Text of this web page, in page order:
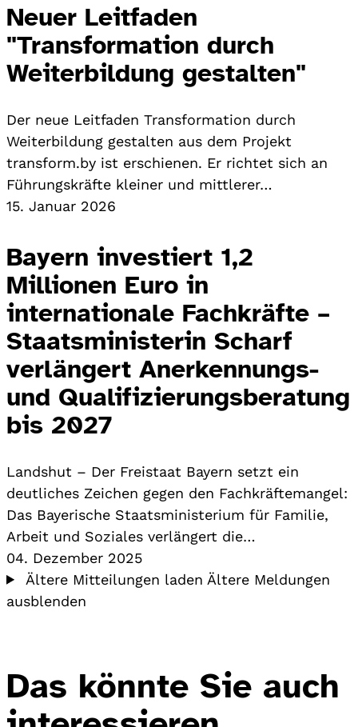
Neuer Leitfaden
"Transformation durch
Weiterbildung gestalten"
Der neue Leitfaden Transformation durch
Weiterbildung gestalten aus dem Projekt
transform.by ist erschienen. Er richtet sich an
Führungskräfte kleiner und mittlerer…
15. Januar 2026
Bayern investiert 1,2
Millionen Euro in
internationale Fachkräfte –
Staatsministerin Scharf
verlängert Anerkennungs-
und Qualifizierungsberatung
bis 2027
Landshut – Der Freistaat Bayern setzt ein
deutliches Zeichen gegen den Fachkräftemangel:
Das Bayerische Staatsministerium für Familie,
Arbeit und Soziales verlängert die…
04. Dezember 2025
Ältere Mitteilungen laden Ältere Meldungen
ausblenden
Das könnte Sie auch